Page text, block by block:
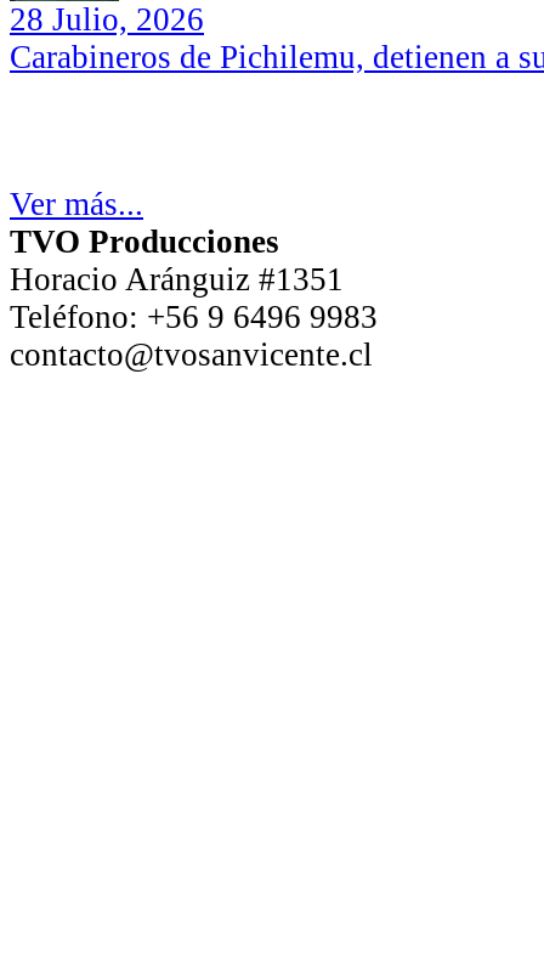
28 Julio, 2026
Carabineros de Pichilemu, detienen a
Ver más...
TVO Producciones
Horacio Aránguiz #1351
Teléfono: +56 9 6496 9983
contacto@tvosanvicente.cl